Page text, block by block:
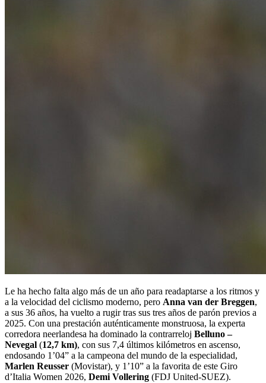
Le ha hecho falta algo más de un año para readaptarse a los ritmos y
a la velocidad del ciclismo moderno, pero Anna van der Breggen,
a sus 36 años, ha vuelto a rugir tras sus tres años de parón previos a
2025. Con una prestación auténticamente monstruosa, la experta
corredora neerlandesa ha dominado la contrarreloj Belluno –
Nevegal (12,7 km), con sus 7,4 últimos kilómetros en ascenso,
endosando 1’04” a la campeona del mundo de la especialidad,
Marlen Reusser (Movistar), y 1’10” a la favorita de este Giro
d’Italia Women 2026, Demi Vollering (FDJ United-SUEZ).